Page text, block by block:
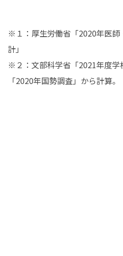
※１：厚生労働省「2020年医師
計」
※２：文部科学省「2021年度学
「2020年国勢調査」から計算。